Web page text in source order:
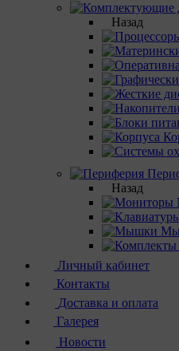
Назад
Назад
Личный кабинет
Контакты
Доставка и оплата
Галерея
Новости